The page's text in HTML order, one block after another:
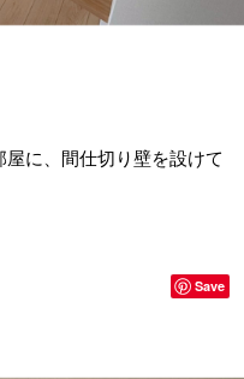
屋に、間仕切り壁を設けて
Save